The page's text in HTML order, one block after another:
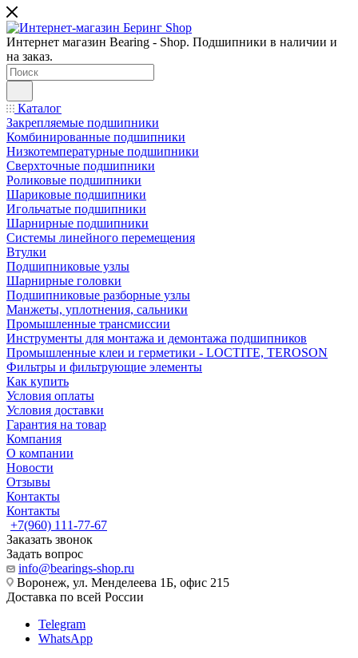
Интернет магазин Bearing - Shop. Подшипники в наличии и
на заказ.
Каталог
Закрепляемые подшипники
Комбинированные подшипники
Низкотемпературные подшипники
Сверхточные подшипники
Роликовые подшипники
Шариковые подшипники
Игольчатые подшипники
Шарнирные подшипники
Системы линейного перемещения
Втулки
Подшипниковые узлы
Шарнирные головки
Подшипниковые разборные узлы
Манжеты, уплотнения, сальники
Промышленные трансмиссии
Инструменты для монтажа и демонтажа подшипников
Промышленные клеи и герметики - LOCTITE, TEROSON
Фильтры и фильтрующие элементы
Как купить
Условия оплаты
Условия доставки
Гарантия на товар
Компания
О компании
Новости
Отзывы
Контакты
Контакты
+7(960) 111-77-67
Заказать звонок
Задать вопрос
info@bearings-shop.ru
Воронеж, ул. Менделеева 1Б, офис 215
Доставка по всей России
Telegram
WhatsApp